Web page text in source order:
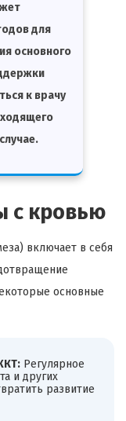
для
основного
к врачу
с кровью
включает в себя
основные
Регулярное
и других
развитие